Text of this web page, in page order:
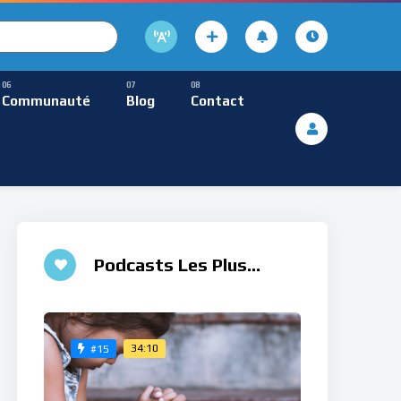
Lecture
Communauté Blog Contact
Méditative
Podcasts Les Plus
#15 34:10